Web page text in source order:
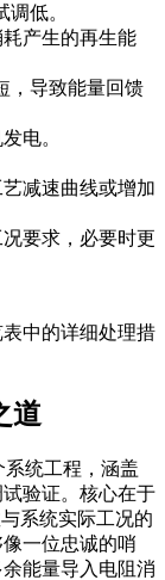
低。
产生的再生能
，导致能量回馈
电。
减速曲线或增加
要求，必要时更
中的详细处理措
道
统工程，涵盖
验证。核心在于
系统实际工况的
一位忠诚的哨
能量导入电阻消